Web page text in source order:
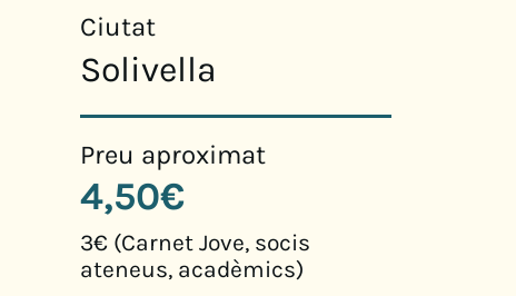
Ciutat
Solivella
Preu aproximat
4,50€
3€ (Carnet Jove, socis
ateneus, acadèmics)